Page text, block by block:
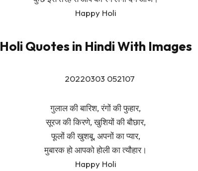
Happy Holi
Holi Quotes in Hindi With Images
गुलाल की बारिश, रंगों की फुहार,
सूरज की किरणे, खुशियों की बौछार,
फूलों की खुशबू, अपनों का प्यार,
मुबारक हो आपको होली का त्यौहार।
Happy Holi